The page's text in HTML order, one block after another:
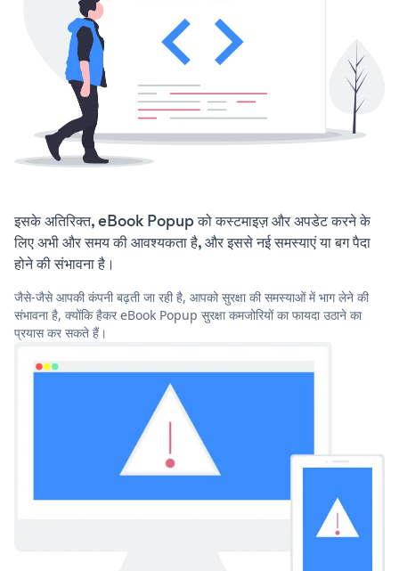
इसके अतिरिक्त, eBook Popup को कस्टमाइज़ और अपडेट करने के
लिए अभी और समय की आवश्यकता है, और इससे नई समस्याएं या बग पैदा
होने की संभावना है।
जैसे-जैसे आपकी कंपनी बढ़ती जा रही है, आपको सुरक्षा की समस्याओं में भाग लेने की
संभावना है, क्योंकि हैकर eBook Popup सुरक्षा कमजोरियों का फायदा उठाने का
प्रयास कर सकते हैं।